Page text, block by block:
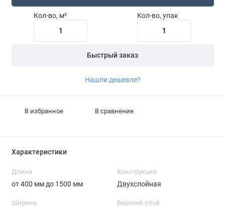
Кол-во, м² Кол-во, упак
Быстрый заказ
Нашли дешевле?
В избранное В сравнение
Характеристики
Длина
от 400 мм до 1500 мм
Конструкция
Двухслойная
Ширина Верхний слой